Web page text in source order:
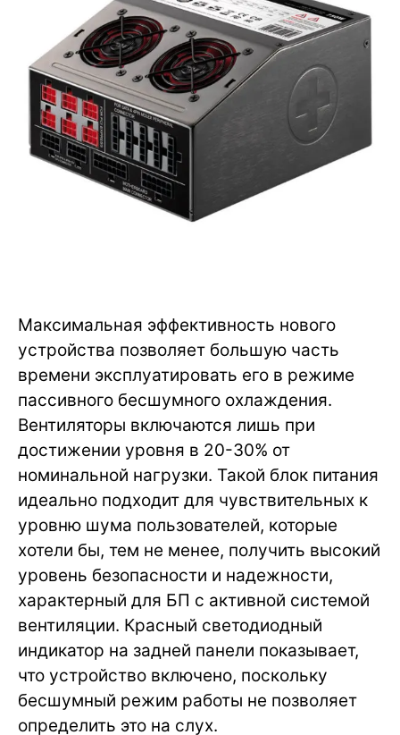
Максимальная эффективность нового
устройства позволяет большую часть
времени эксплуатировать его в режиме
пассивного бесшумного охлаждения.
Вентиляторы включаются лишь при
достижении уровня в 20-30% от
номинальной нагрузки. Такой блок питания
идеально подходит для чувствительных к
уровню шума пользователей, которые
хотели бы, тем не менее, получить высокий
уровень безопасности и надежности,
характерный для БП с активной системой
вентиляции. Красный светодиодный
индикатор на задней панели показывает,
что устройство включено, поскольку
бесшумный режим работы не позволяет
определить это на слух.